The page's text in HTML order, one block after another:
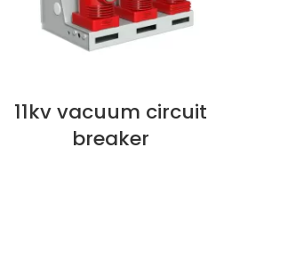
지금 보기
11kv vacuum circuit
breaker